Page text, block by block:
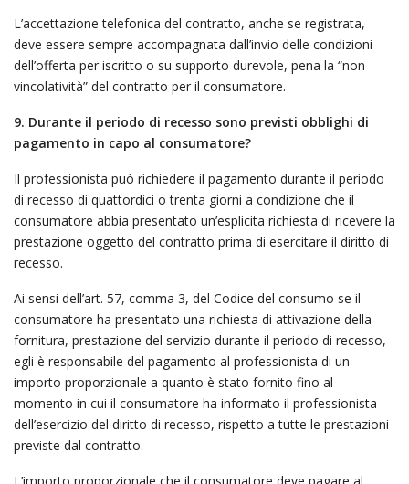
L’accettazione telefonica del contratto, anche se registrata,
deve essere sempre accompagnata dall’invio delle condizioni
dell’offerta per iscritto o su supporto durevole, pena la “non
vincolatività” del contratto per il consumatore.
9. Durante il periodo di recesso sono previsti obblighi di
pagamento in capo al consumatore?
Il professionista può richiedere il pagamento durante il periodo
di recesso di quattordici o trenta giorni a condizione che il
consumatore abbia presentato un’esplicita richiesta di ricevere la
prestazione oggetto del contratto prima di esercitare il diritto di
recesso.
Ai sensi dell’art. 57, comma 3, del Codice del consumo se il
consumatore ha presentato una richiesta di attivazione della
fornitura, prestazione del servizio durante il periodo di recesso,
egli è responsabile del pagamento al professionista di un
importo proporzionale a quanto è stato fornito fino al
momento in cui il consumatore ha informato il professionista
dell’esercizio del diritto di recesso, rispetto a tutte le prestazioni
previste dal contratto.